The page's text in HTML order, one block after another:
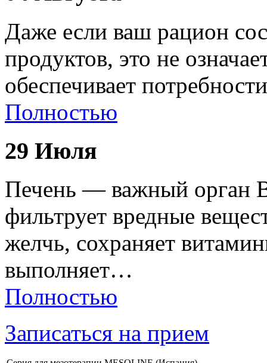
Даже если ваш рацион
продуктов, это не
обеспечивает
Полностью
29 Июля
Печень — важный орган
фильтрует вредные
желчь, сохраняет
выполняет…
Полностью
Записаться на прием